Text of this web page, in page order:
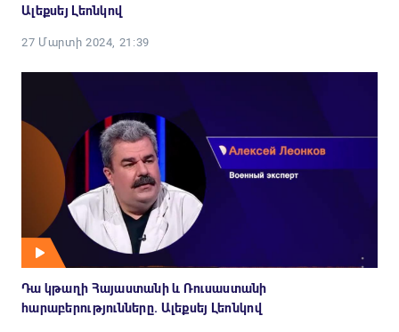
Ալեքսեյ Լեոնկով
27 Մարտի 2024, 21:39
Դա կթաղի Հայաստանի և Ռուսաստանի
հարաբերությունները. Ալեքսեյ Լեոնկով